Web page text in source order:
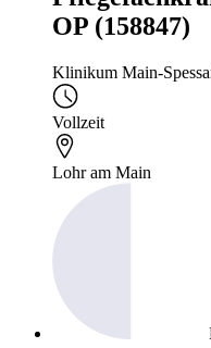
OP (158847)
Klinikum Main-
Vollzeit
Lohr am Main